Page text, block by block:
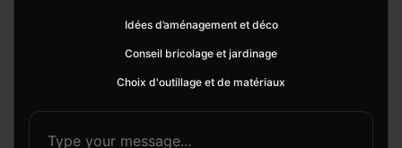
Idées d’aménagement et déco
Conseil bricolage et jardinage
Choix d'outillage et de matériaux